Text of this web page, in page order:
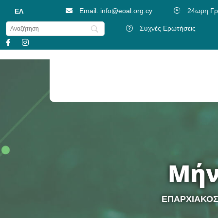
ΕΛ Email: info@eoal.org.cy 24ωρη
Συχνές Ερωτήσεις